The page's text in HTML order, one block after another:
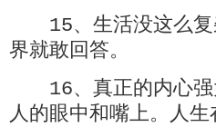
15、生活没这么复
界就敢回答。
16、真正的内心强
人的眼中和嘴上。人